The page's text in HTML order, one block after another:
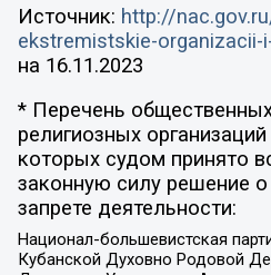
Источник: http://
ekstremistskie-organizacii-
на 16.11.2023
* Перечень
религиозных
которых судом принято
законную силу решение
запрете деятельности:
Национал-большевистская
Кубанской Духовно Родовой